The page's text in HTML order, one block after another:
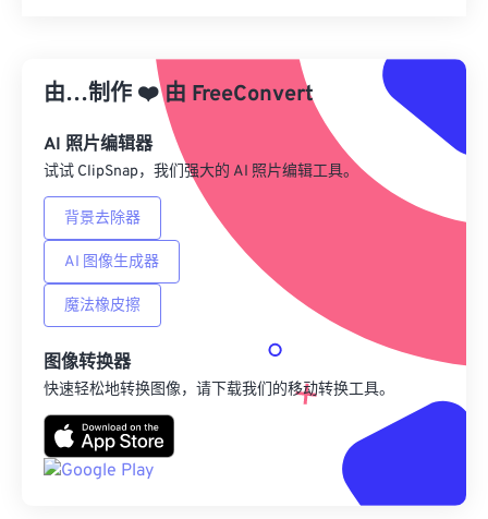
从预设应用
另存为预设
由…制作 ❤️由 FreeConvert
AI 照片编辑器
试试 ClipSnap，我们强大的 AI 照片编辑工具。
背景去除器
AI 图像生成器
魔法橡皮擦
图像转换器
快速轻松地转换图像，请下载我们的移动转换工具。